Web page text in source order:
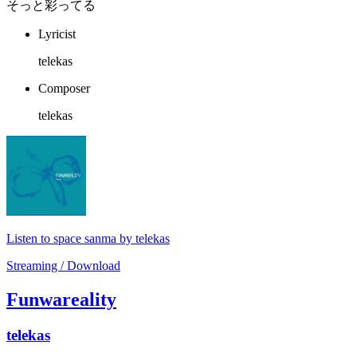
そっと彩ってる
Lyricist
telekas
Composer
telekas
Listen to space sanma by telekas
Streaming / Download
Funwareality
telekas